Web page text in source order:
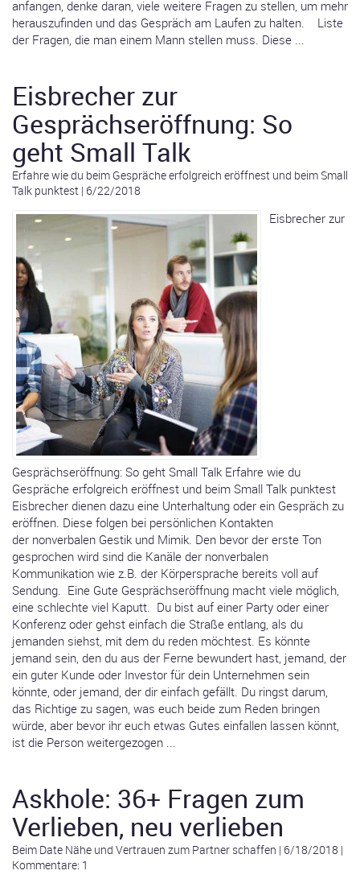
anfangen, denke daran, viele weitere Fragen zu stellen, um mehr
herauszufinden und das Gespräch am Laufen zu halten. Liste
der Fragen, die man einem Mann stellen muss. Diese ...
Eisbrecher zur
Gesprächseröffnung: So
geht Small Talk
Erfahre wie du beim Gespräche erfolgreich eröffnest und beim Small
Talk punktest | 6/22/2018
Eisbrecher zur
Gesprächseröffnung: So geht Small Talk Erfahre wie du
Gespräche erfolgreich eröffnest und beim Small Talk punktest
Eisbrecher dienen dazu eine Unterhaltung oder ein Gespräch zu
eröffnen. Diese folgen bei persönlichen Kontakten
der nonverbalen Gestik und Mimik. Den bevor der erste Ton
gesprochen wird sind die Kanäle der nonverbalen
Kommunikation wie z.B. der Körpersprache bereits voll auf
Sendung. Eine Gute Gesprächseröffnung macht viele möglich,
eine schlechte viel Kaputt. Du bist auf einer Party oder einer
Konferenz oder gehst einfach die Straße entlang, als du
jemanden siehst, mit dem du reden möchtest. Es könnte
jemand sein, den du aus der Ferne bewundert hast, jemand, der
ein guter Kunde oder Investor für dein Unternehmen sein
könnte, oder jemand, der dir einfach gefällt. Du ringst darum,
das Richtige zu sagen, was euch beide zum Reden bringen
würde, aber bevor ihr euch etwas Gutes einfallen lassen könnt,
ist die Person weitergezogen ...
Askhole: 36+ Fragen zum
Verlieben, neu verlieben
Beim Date Nähe und Vertrauen zum Partner schaffen | 6/18/2018 |
Kommentare: 1